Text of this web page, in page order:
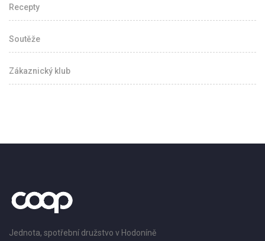
Recepty
Soutěže
Zákaznický klub
Jednota, spotřební družstvo v Hodoníně